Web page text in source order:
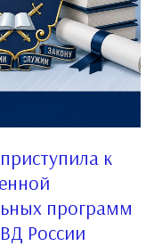
к
программ
России